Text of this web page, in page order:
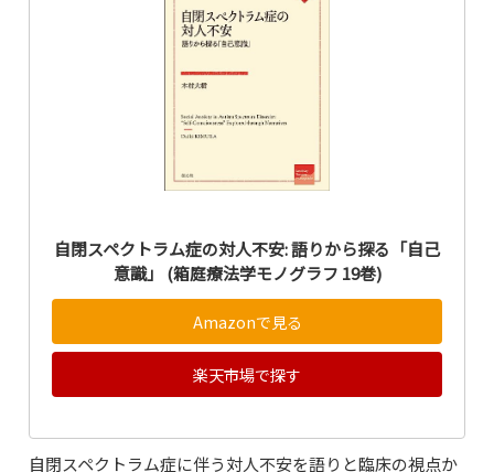
自閉スペクトラム症の対人不安: 語りから探る「自己
意識」 (箱庭療法学モノグラフ 19巻)
Amazonで見る
楽天市場で探す
自閉スペクトラム症に伴う対人不安を語りと臨床の視点か